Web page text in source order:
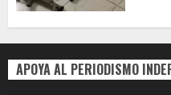
APOYA AL PERIODISMO